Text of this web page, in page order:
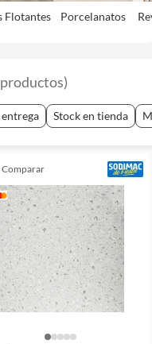
Flotantes Porcelanatos
productos)
Stock en tienda
comparar